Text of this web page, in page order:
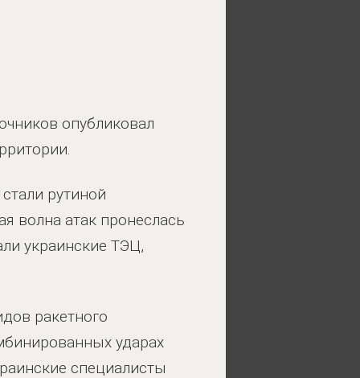
опубликовал
рутиной
волна атак пронеслась
украинские ТЭЦ,
ракетного
ударах
специалисты